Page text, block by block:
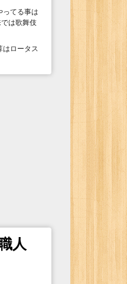
てる事は
は歌舞伎
ロータス
人